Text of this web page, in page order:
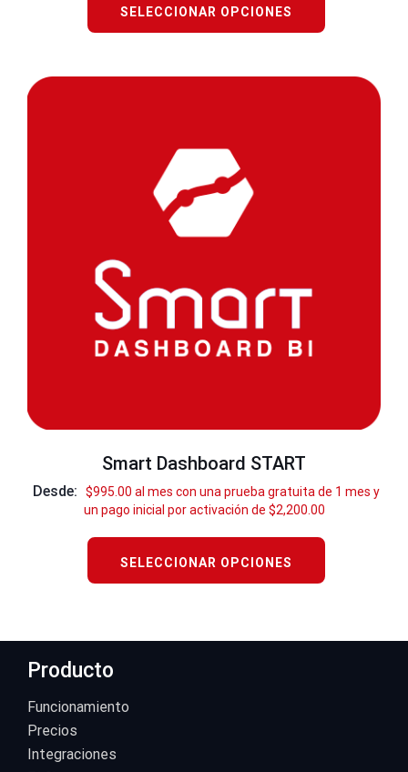
SELECCIONAR OPCIONES
Smart Dashboard START
Desde: $995.00 al mes con una prueba gratuita de 1 mes y
un pago inicial por activación de $2,200.00
SELECCIONAR OPCIONES
Producto
Funcionamiento
Precios
Integraciones